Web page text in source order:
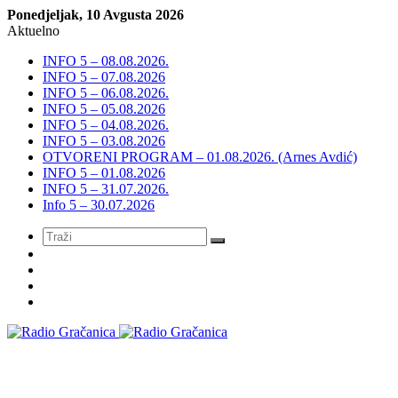
Ponedjeljak, 10 Avgusta 2026
Aktuelno
INFO 5 – 08.08.2026.
INFO 5 – 07.08.2026
INFO 5 – 06.08.2026.
INFO 5 – 05.08.2026
INFO 5 – 04.08.2026.
INFO 5 – 03.08.2026
OTVORENI PROGRAM – 01.08.2026. (Arnes Avdić)
INFO 5 – 01.08.2026
INFO 5 – 31.07.2026.
Info 5 – 30.07.2026
Meni